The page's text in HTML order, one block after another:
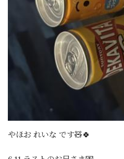
やほお れいな です🧸🍀